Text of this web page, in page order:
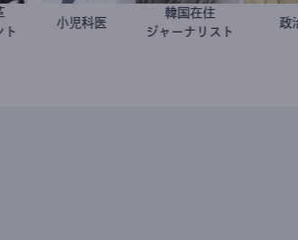
方改革
ルタント
今西洋介
小児科医 徐台教
韓国在住
ジャーナリスト